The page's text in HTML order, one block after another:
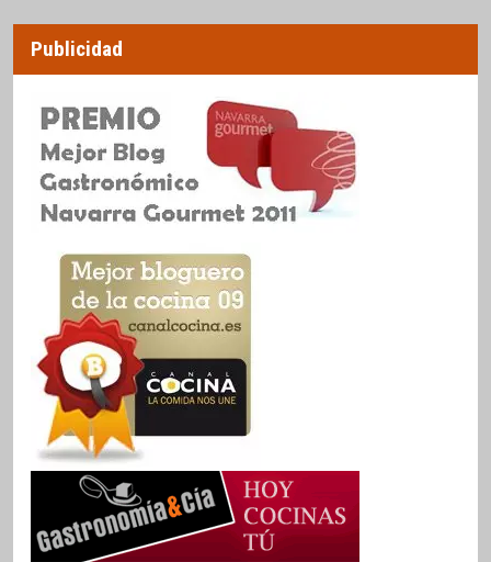
Publicidad